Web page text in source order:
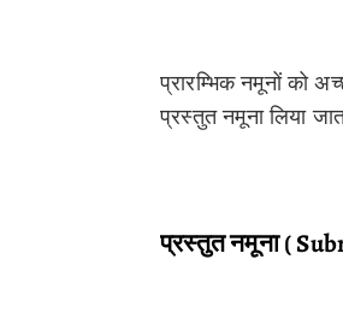
प्रारम्भिक नमूनों को
प्रस्तुत नमूना लिया
प्रस्तुत नमूना (